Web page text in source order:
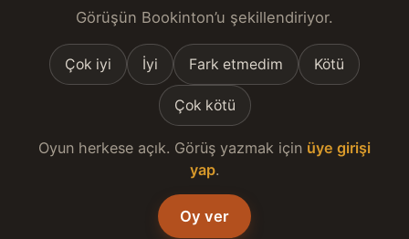
Görüşün Bookinton’u şekillendiriyor.
Çok iyi İyi Fark etmedim Kötü
Çok kötü
Oyun herkese açık. Görüş yazmak için üye girişi
yap.
Oy ver